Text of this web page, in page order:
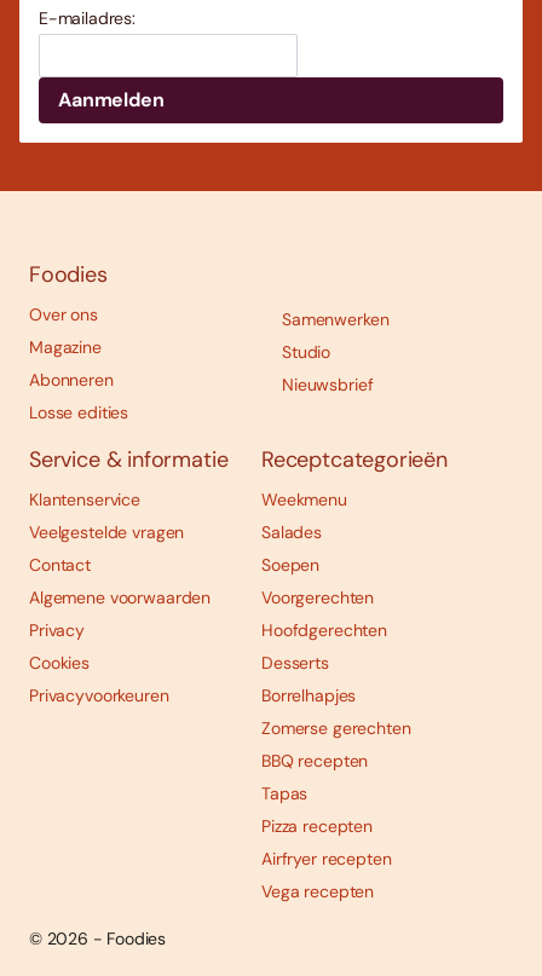
E-mailadres:
Foodies
Over ons
Magazine
Abonneren
Losse edities
Samenwerken
Studio
Nieuwsbrief
Service & informatie
Klantenservice
Veelgestelde vragen
Contact
Algemene voorwaarden
Privacy
Cookies
Privacyvoorkeuren
Receptcategorieën
Weekmenu
Salades
Soepen
Voorgerechten
Hoofdgerechten
Desserts
Borrelhapjes
Zomerse gerechten
BBQ recepten
Tapas
Pizza recepten
Airfryer recepten
Vega recepten
© 2026 - Foodies